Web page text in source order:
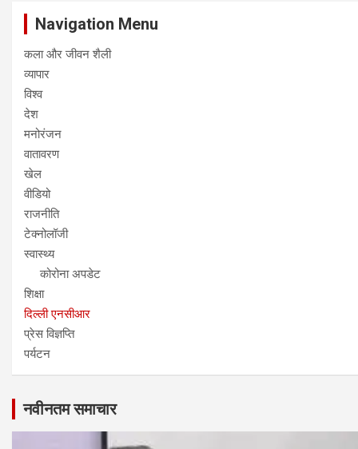
Navigation Menu
कला और जीवन शैली
व्यापार
विश्व
देश
मनोरंजन
वातावरण
खेल
वीडियो
राजनीति
टेक्नोलॉजी
स्वास्थ्य
कोरोना अपडेट
शिक्षा
दिल्ली एनसीआर
प्रेस विज्ञप्ति
पर्यटन
नवीनतम समाचार